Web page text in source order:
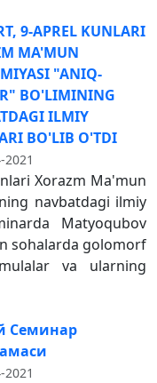
9-APREL KUNLARI
MA'MUN
"ANIQ-
BO'LIMINING
ILMIY
BO'LIB O'TDI
2021
Xorazm Ma'mun
navbatdagi ilmiy
Matyoqubov
sohalarda golomorf
va ularning
Семинар
2021